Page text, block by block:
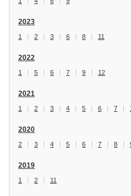
2023
1 2 3 6 8 11
2022
1 5 6 7 9 12
2021
1 2 3 4 5 6 7
2020
2 3 4 5 6 7 8
2019
1 2 11